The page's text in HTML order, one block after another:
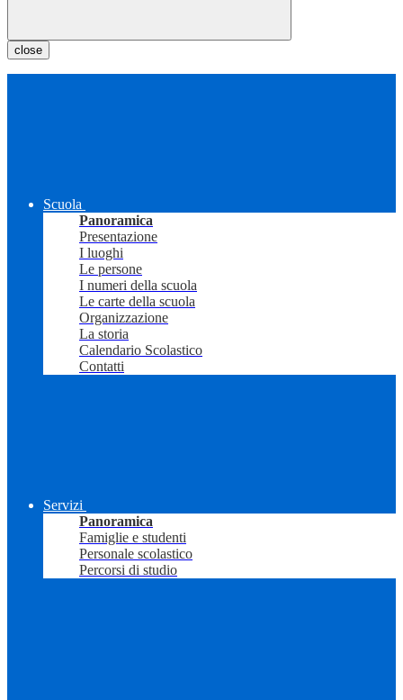
close
Scuola
Panoramica
Presentazione
I luoghi
Le persone
I numeri della scuola
Le carte della scuola
Organizzazione
La storia
Calendario Scolastico
Contatti
Servizi
Panoramica
Famiglie e studenti
Personale scolastico
Percorsi di studio